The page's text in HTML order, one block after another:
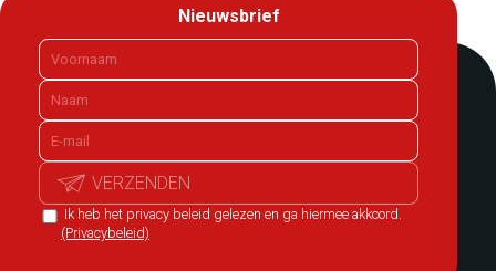
Nieuwsbrief
Ik heb het privacy beleid gelezen en ga hiermee akkoord.
(Privacybeleid)
VERZENDEN